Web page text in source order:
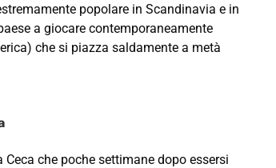
popolare in Scandinavia e in
a giocare contemporaneamente
che si piazza saldamente a metà
che poche settimane dopo essersi